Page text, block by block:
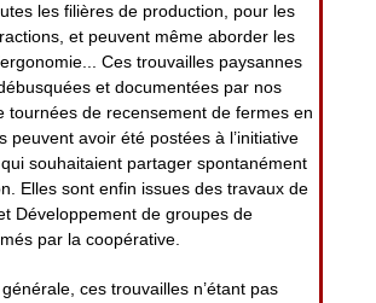
les filières de production, pour les
et peuvent même aborder les
Ces trouvailles paysannes
et documentées par nos
tournées de recensement de fermes en
peuvent avoir été postées à l’initiative
souhaitaient partager spontanément
Elles sont enfin issues des travaux de
Développement de groupes de
par la coopérative.
ces trouvailles n’étant pas